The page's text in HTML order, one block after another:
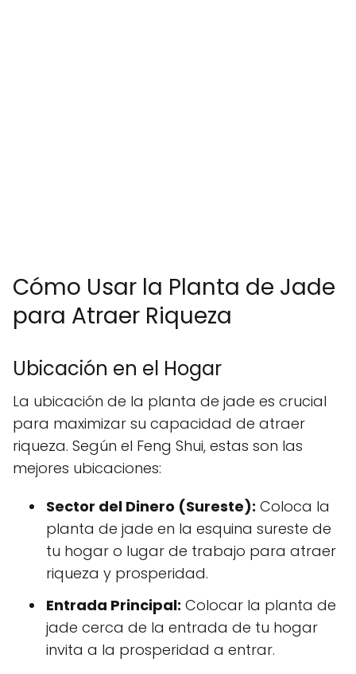
Cómo Usar la Planta de Jade
para Atraer Riqueza
Ubicación en el Hogar
La ubicación de la planta de jade es crucial
para maximizar su capacidad de atraer
riqueza. Según el Feng Shui, estas son las
mejores ubicaciones:
Sector del Dinero (Sureste): Coloca la
planta de jade en la esquina sureste de
tu hogar o lugar de trabajo para atraer
riqueza y prosperidad.
Entrada Principal: Colocar la planta de
jade cerca de la entrada de tu hogar
invita a la prosperidad a entrar.